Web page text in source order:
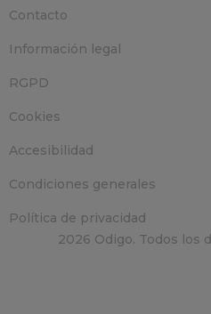
2026 Odigo. Todos los
Contacto
Información legal
RGPD
Cookies
Accesibilidad
Condiciones generales
Política de privacidad